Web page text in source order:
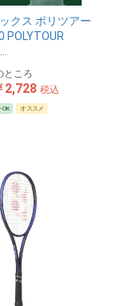
クス ポリツアー
POLYTOUR
ところ
2,728税込
OK オススメ